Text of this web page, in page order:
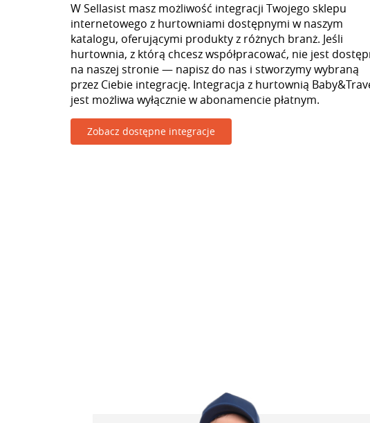
W Sellasist masz możliwość integracji Twojego sklepu
internetowego z hurtowniami dostępnymi w naszym
katalogu, oferującymi produkty z różnych branż. Jeśli
hurtownia, z którą chcesz współpracować, nie jest
na naszej stronie — napisz do nas i stworzymy wybraną
przez Ciebie integrację. Integracja z hurtownią
jest możliwa wyłącznie w abonamencie płatnym.
Zobacz dostępne integracje